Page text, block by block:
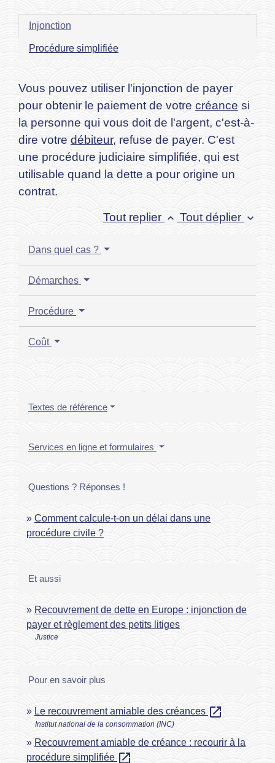
Injonction
Procédure simplifiée
Vous pouvez utiliser l'injonction de payer
pour obtenir le paiement de votre créance si
la personne qui vous doit de l'argent, c'est-à-
dire votre débiteur, refuse de payer. C'est
une procédure judiciaire simplifiée, qui est
utilisable quand la dette a pour origine un
contrat.
Tout replier keyboard_arrow_up Tout déplier keyboard_arrow_down
Dans quel cas ?
Démarches
Procédure
Coût
Textes de référence
Services en ligne et formulaires
Questions ? Réponses !
Comment calcule-t-on un délai dans une
procédure civile ?
Et aussi
Recouvrement de dette en Europe : injonction de
payer et règlement des petits litiges
Justice
Pour en savoir plus
Le recouvrement amiable des créances open_in_new
Institut national de la consommation (INC)
Recouvrement amiable de créance : recourir à la
procédure simplifiée open_in_new